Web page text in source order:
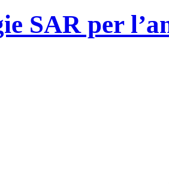
SAR per